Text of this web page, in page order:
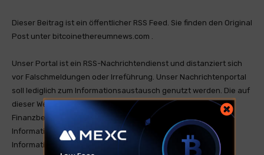
Dieser Beitrag ist ein öffentlicher RSS Feed. Sie finden den Original
Post unter bitcoinethereumnews.com .
Unser Portal ist ein RSS-Nachrichtendienst und distanziert sich
vor Falschmeldungen oder Irreführung. Unser Nachrichtenportal
soll lediglich zum Informationsaustausch genutzt werden. Die auf
dieser Website bereitgestellten Informationen stellen keine
Finanzberatung dar und sind nicht als solche gedacht. Die
Informationen sind allgemeiner Natur und dienen nur zu
Informationszwecken. Wenn Sie Finanzberatung für Ihre